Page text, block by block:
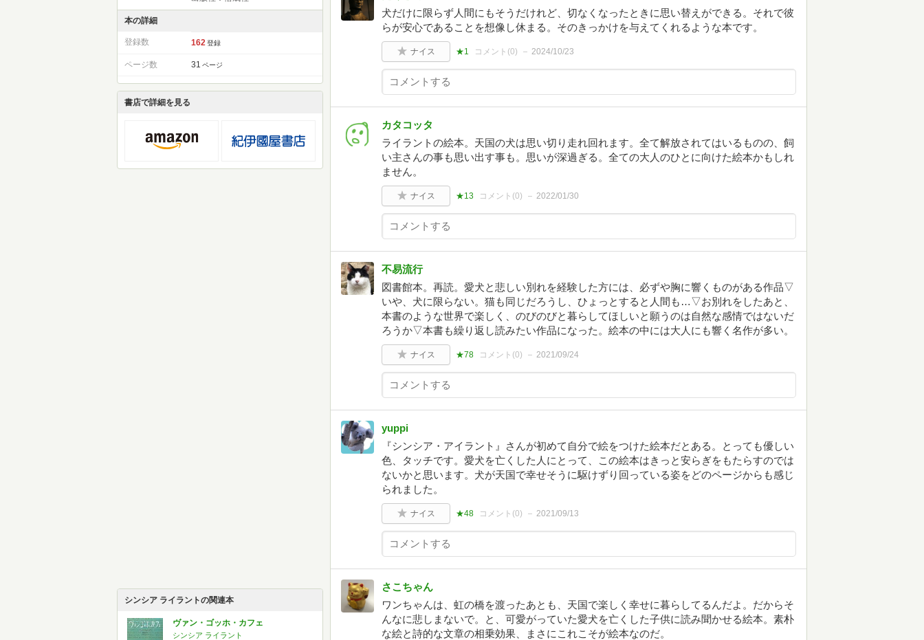
本の詳細
登録数 162 登録
ページ数 31 ページ
書店で詳細を見る
シンシア ライラントの関連本
ヴァン・ゴッホ・カフェ
シンシア ライラント
犬だけに限らず人間にもそうだけれど、切なくなったときに思い替えができる。それで彼
らが安心であることを想像し休まる。そのきっかけを与えてくれるような本です。
ナイス ★1 コメント(0) 2024/10/23
カタコッタ
ライラントの絵本。天国の犬は思い切り走れ回れます。全て解放されてはいるものの、飼
い主さんの事も思い出す事も。思いが深過ぎる。全ての大人のひとに向けた絵本かもしれ
ません。
ナイス ★13 コメント(0) 2022/01/30
不易流行
図書館本。再読。愛犬と悲しい別れを経験した方には、必ずや胸に響くものがある作品▽
いや、犬に限らない。猫も同じだろうし、ひょっとすると人間も…▽お別れをしたあと、
本書のような世界で楽しく、のびのびと暮らしてほしいと願うのは自然な感情ではないだ
ろうか▽本書も繰り返し読みたい作品になった。絵本の中には大人にも響く名作が多い。
ナイス ★78 コメント(0) 2021/09/24
yuppi
『シンシア・アイラント』さんが初めて自分で絵をつけた絵本だとある。とっても優しい
色、タッチです。愛犬を亡くした人にとって、この絵本はきっと安らぎをもたらすのでは
ないかと思います。犬が天国で幸せそうに駆けずり回っている姿をどのページからも感じ
られました。
ナイス ★48 コメント(0) 2021/09/13
さこちゃん
ワンちゃんは、虹の橋を渡ったあとも、天国で楽しく幸せに暮らしてるんだよ。だからそ
んなに悲しまないで。と、可愛がっていた愛犬を亡くした子供に読み聞かせる絵本。素朴
な絵と詩的な文章の相乗効果、まさにこれこそが絵本なのだ。